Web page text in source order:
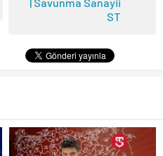
ST